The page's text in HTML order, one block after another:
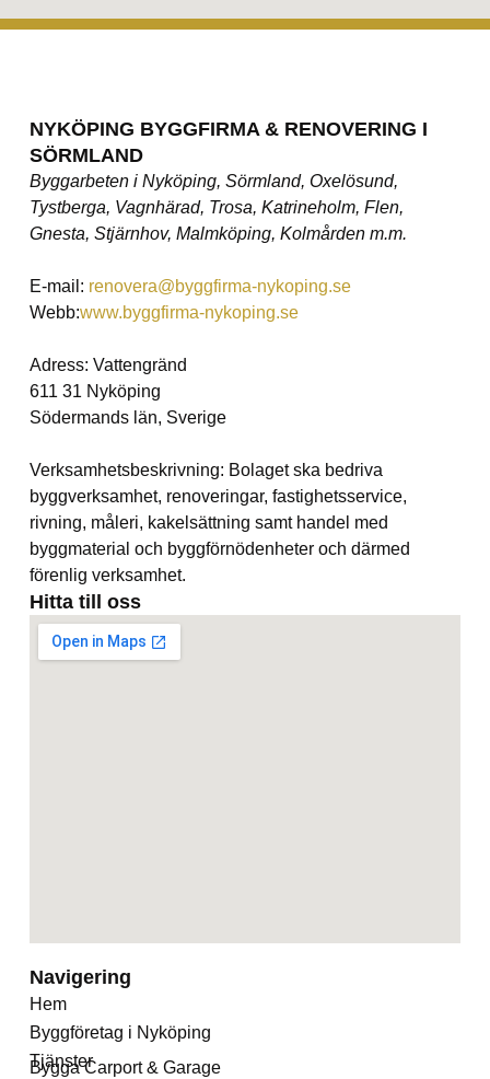
NYKÖPING BYGGFIRMA & RENOVERING I
SÖRMLAND
Byggarbeten i Nyköping, Sörmland, Oxelösund,
Tystberga, Vagnhärad, Trosa, Katrineholm, Flen,
Gnesta, Stjärnhov, Malmköping, Kolmården m.m.
E-mail: renovera@byggfirma-nykoping.se
Webb:www.byggfirma-nykoping.se
Adress: Vattengränd
611 31 Nyköping
Södermands län, Sverige
Verksamhetsbeskrivning: Bolaget ska bedriva
byggverksamhet, renoveringar, fastighetsservice,
rivning, måleri, kakelsättning samt handel med
byggmaterial och byggförnödenheter och därmed
förenlig verksamhet.
Hitta till oss
Navigering
Hem
Byggföretag i Nyköping
Tjänster
Bygga Carport & Garage